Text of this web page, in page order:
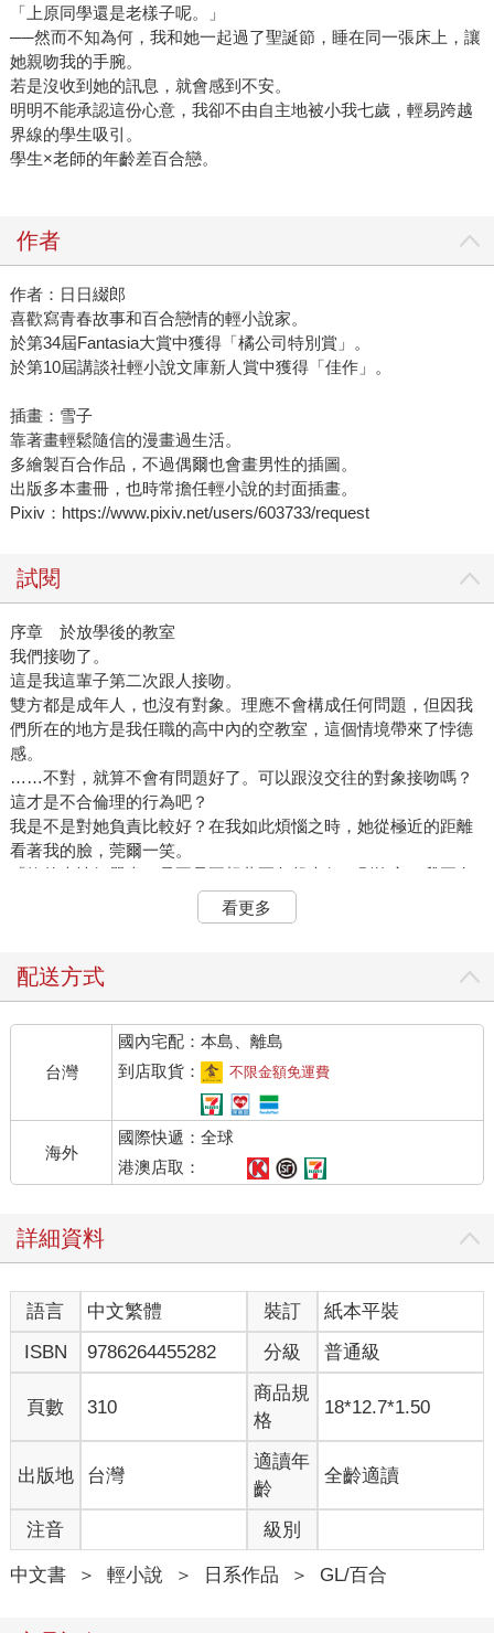
「上原同學還是老樣子呢。」
──然而不知為何，我和她一起過了聖誕節，睡在同一張床上，讓
她親吻我的手腕。
若是沒收到她的訊息，就會感到不安。
明明不能承認這份心意，我卻不由自主地被小我七歲，輕易跨越
界線的學生吸引。
學生×老師的年齡差百合戀。
作者
作者：日日綴郎
喜歡寫青春故事和百合戀情的輕小說家。
於第34屆Fantasia大賞中獲得「橘公司特別賞」。
於第10屆講談社輕小說文庫新人賞中獲得「佳作」。
插畫：雪子
靠著畫輕鬆隨信的漫畫過生活。
多繪製百合作品，不過偶爾也會畫男性的插圖。
出版多本畫冊，也時常擔任輕小說的封面插畫。
Pixiv：https://www.pixiv.net/users/603733/request
試閱
序章 於放學後的教室
我們接吻了。
這是我這輩子第二次跟人接吻。
雙方都是成年人，也沒有對象。理應不會構成任何問題，但因我
們所在的地方是我任職的高中內的空教室，這個情境帶來了悖德
感。
……不對，就算不會有問題好了。可以跟沒交往的對象接吻嗎？
這才是不合倫理的行為吧？
我是不是對她負責比較好？在我如此煩惱之時，她從極近的距離
看著我的臉，莞爾一笑。
「妳的表情好嚴肅，是不是正想著要負起責任？別擔心，我正有
被如此標緻美麗的人追求，我不禁移開目光。
歷的故事。
所以，現在我選擇閉上眼睛，委身於這甜美的接觸。
因為睜開眼睛後，世界應該會產生變化。
第一章 土氣又一板一眼的國文老師
對某人在意不已。想儘量讓對方看見自己好的一面。目光在不知
不覺間追著那個人移動。會在不經意的瞬間想起那個人。
如果這種感情和行動稱為「戀愛」，我的初戀就是在十六歲的春
沒有朋友可以聊的我並不知道這個年齡算早還算晚，但也沒興趣
不過我曾經煩惱過該如何是好。倘若至少有一個人可以陪我商
量，我或許不會變成性格這麼乖僻的女人，而這只是在推卸責
任，僅僅是假設性的話題。
現實中不可能發生的「倘若～」這種願望，在古文裡會譯為反事
實假設，不過對於活在現代日本的我而言，過去和未來都與我無
關。
今天我也只要做好自己，並將這段戀情永遠藏在心底過完一生。
我懷著這樣的覺悟，打算為這份無可奈何的心意殉死，於是從十
六歲的春天起走過了八年的光陰。
「老師，我喜歡妳。」
眼前的女學生對我的覺悟一笑置之，今天也向我表達好感。
她叫上原明紗。
思維、性格、年齡、身分都跟我不同的她和我的共通點，只有性
別。
「我無法回應妳的心意。要講幾次妳才會懂？」
看更多
配送方式
台灣
國內宅配：本島、離島
到店取貨：
不限金額免運費
海外
國際快遞：全球
港澳店取：
詳細資料
語言 中文繁體 裝訂
紙本平裝
ISBN
9786264455282 分級 普通級
頁數 310
商品規
格
18*12.7*1.50
出版地 台灣
適讀年
齡
全齡適讀
注音 級別
中文書 ＞ 輕小說 ＞ 日系作品 ＞ GL/百合